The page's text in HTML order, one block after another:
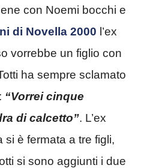
con Noemi bocchi e
di Novella 2000 l’ex
vorrebbe un figlio con
ha sempre sclamato
“Vorrei cinque
di calcetto”. L’ex
si è fermata a tre figli,
si sono aggiunti i due